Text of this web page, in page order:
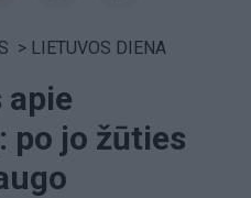
> LIETUVOS DIENA
apie
po jo žūties